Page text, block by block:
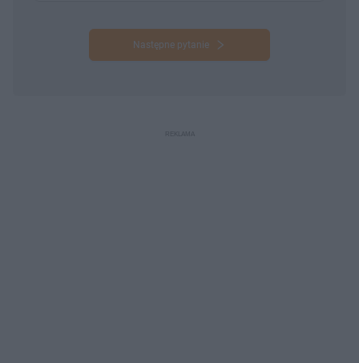
Następne pytanie